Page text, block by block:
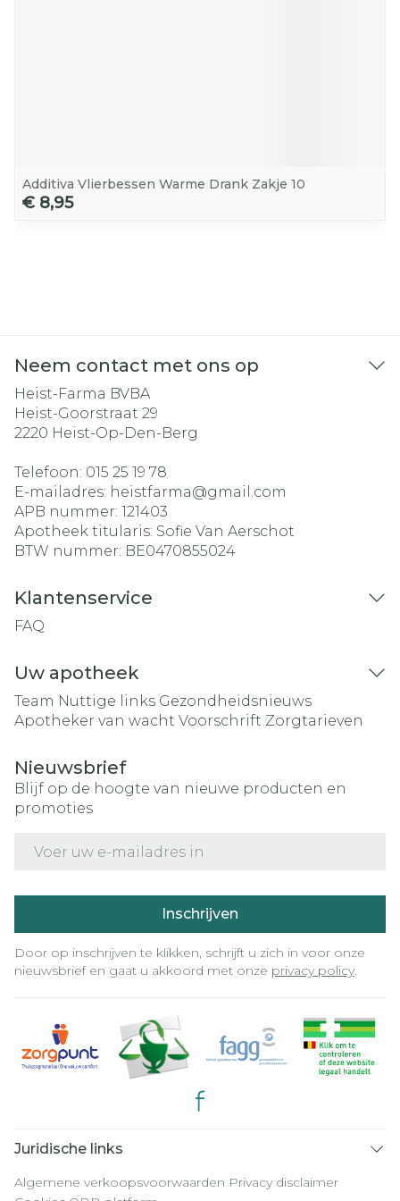
Additiva Vlierbessen Warme Drank Zakje 10
€ 8,95
Neem contact met ons op
Heist-Farma BVBA
Heist-Goorstraat 29
2220 Heist-Op-Den-Berg
Telefoon: 015 25 19 78
E-mailadres: heistfarma@gmail.com
APB nummer: 121403
Apotheek titularis: Sofie Van Aerschot
BTW nummer: BE0470855024
Klantenservice
FAQ
Uw apotheek
Team Nuttige links Gezondheidsnieuws
Apotheker van wacht Voorschrift Zorgtarieven
Nieuwsbrief
Blijf op de hoogte van nieuwe producten en
promoties
Inschrijven
Door op inschrijven te klikken, schrijft u zich in voor onze
nieuwsbrief en gaat u akkoord met onze privacy policy.
Juridische links
Algemene verkoopsvoorwaarden Privacy disclaimer